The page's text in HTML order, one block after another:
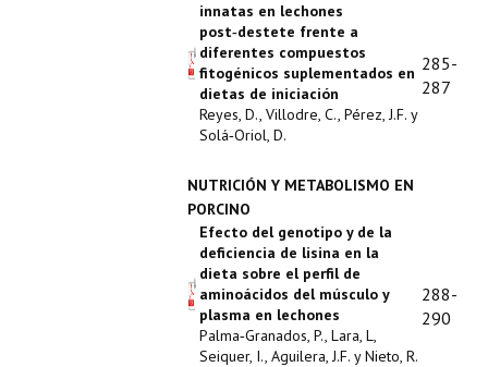
innatas en lechones
post‑destete frente a
diferentes compuestos
fitogénicos suplementados en
dietas de iniciación
Reyes, D., Villodre, C., Pérez, J.F. y
Solá‑Oriol, D.
285-
287
NUTRICIÓN Y METABOLISMO EN
PORCINO
Efecto del genotipo y de la
deficiencia de lisina en la
dieta sobre el perfil de
aminoácidos del músculo y
plasma en lechones
Palma‑Granados, P., Lara, L,
Seiquer, I., Aguilera, J.F. y Nieto, R.
288-
290